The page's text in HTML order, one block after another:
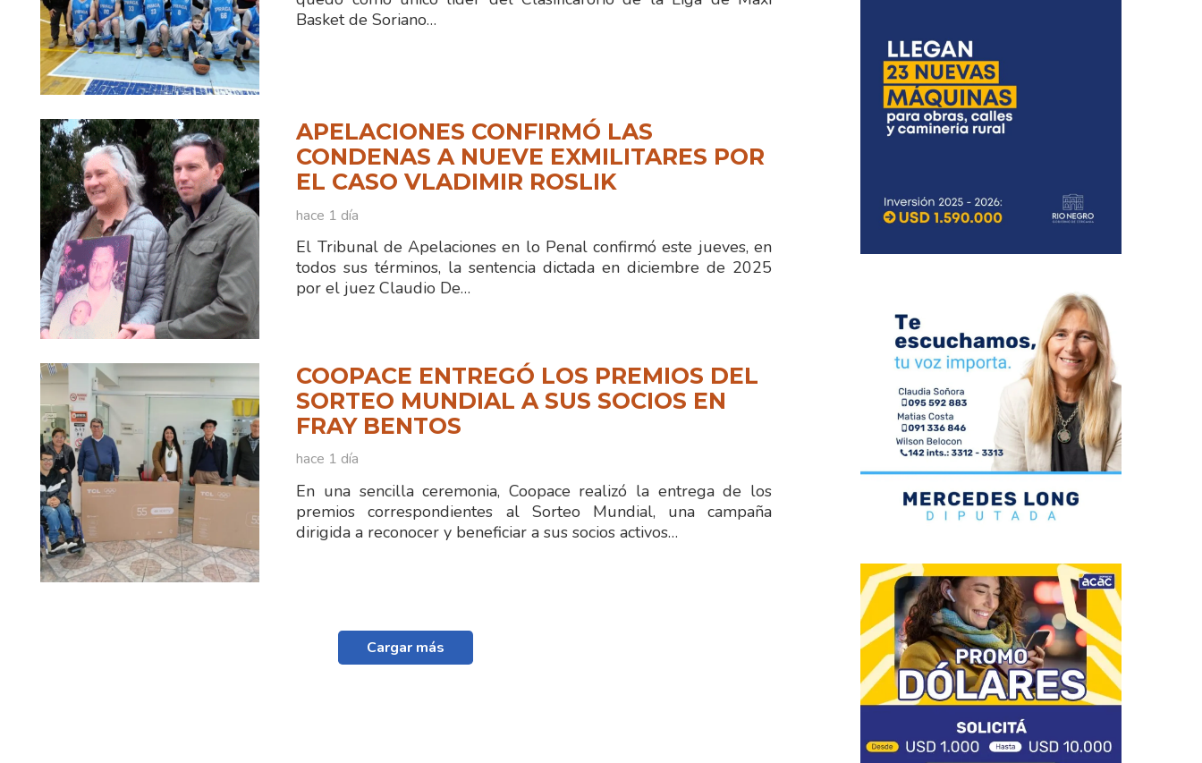
Basket de Soriano…
APELACIONES CONFIRMÓ LAS
CONDENAS A NUEVE EXMILITARES POR
EL CASO VLADIMIR ROSLIK
hace 1 día
El Tribunal de Apelaciones en lo Penal confirmó este jueves, en
todos sus términos, la sentencia dictada en diciembre de 2025
por el juez Claudio De…
COOPACE ENTREGÓ LOS PREMIOS DEL
SORTEO MUNDIAL A SUS SOCIOS EN
FRAY BENTOS
hace 1 día
En una sencilla ceremonia, Coopace realizó la entrega de los
premios correspondientes al Sorteo Mundial, una campaña
dirigida a reconocer y beneficiar a sus socios activos…
Cargar más